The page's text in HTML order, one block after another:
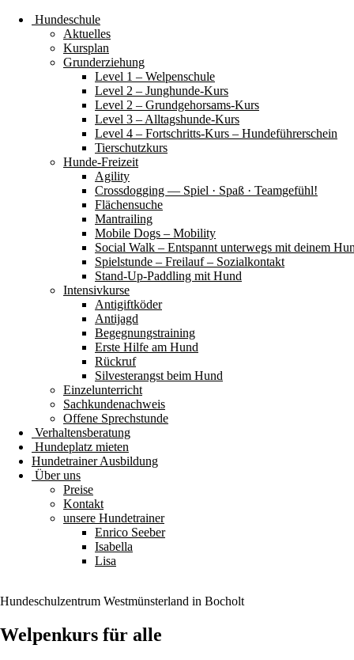
Hundeschule
Aktuelles
Kursplan
Grunderziehung
Level 1 – Welpenschule
Level 2 – Junghunde-Kurs
Level 2 – Grundgehorsams-Kurs
Level 3 – Alltagshunde-Kurs
Level 4 – Fortschritts-Kurs – Hundeführerschein
Tierschutzkurs
Hunde-Freizeit
Agility
Crossdogging — Spiel · Spaß · Teamgefühl!
Flächensuche
Mantrailing
Mobile Dogs – Mobility
Social Walk – Entspannt unterwegs mit deinem
Spielstunde – Freilauf – Sozialkontakt
Stand-Up-Paddling mit Hund
Intensivkurse
Antigiftköder
Antijagd
Begegnungstraining
Erste Hilfe am Hund
Rückruf
Silvesterangst beim Hund
Einzelunterricht
Sachkundenachweis
Offene Sprechstunde
Verhaltensberatung
Hundeplatz mieten
Hundetrainer Ausbildung
Über uns
Preise
Kontakt
unsere Hundetrainer
Enrico Seeber
Isabella
Lisa
Hundeschulzentrum Westmünsterland in Bocholt
Welpenkurs für alle